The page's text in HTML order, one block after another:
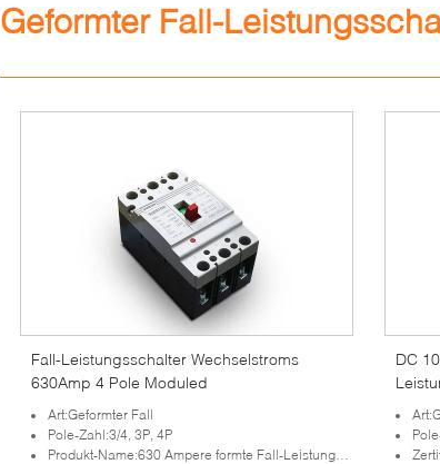
Geformter Fall-
Fall-Leistungsschalter Wechselstroms
630Amp 4 Pole Moduled
Art:Geformter Fall
Pole-Zahl:3/4, 3P, 4P
Produkt-Name:630 Ampere formte Fall-Leistungsschalter
DC